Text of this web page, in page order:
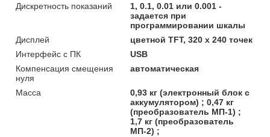
Дискретность показаний
1, 0.1, 0.01 или 0.001 -
задается при
программировании шкалы
Дисплей
цветной TFT, 320 х 240 точек
Интерфейс с ПК
USB
Компенсация смещения
нуля
автоматическая
Масса
0,93 кг (электронный блок с
аккумулятором) ; 0,47 кг
(преобразователь МП-1) ;
1,7 кг (преобразователь
МП-2) ;